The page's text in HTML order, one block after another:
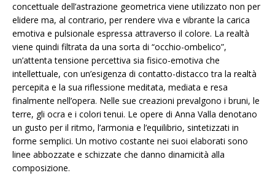
concettuale dell’astrazione geometrica viene utilizzato non per
elidere ma, al contrario, per rendere viva e vibrante la carica
emotiva e pulsionale espressa attraverso il colore. La realtà
viene quindi filtrata da una sorta di “occhio-ombelico”,
un’attenta tensione percettiva sia fisico-emotiva che
intellettuale, con un’esigenza di contatto-distacco tra la realtà
percepita e la sua riflessione meditata, mediata e resa
finalmente nell’opera. Nelle sue creazioni prevalgono i bruni, le
terre, gli ocra e i colori tenui. Le opere di Anna Valla denotano
un gusto per il ritmo, l’armonia e l’equilibrio, sintetizzati in
forme semplici. Un motivo costante nei suoi elaborati sono
linee abbozzate e schizzate che danno dinamicità alla
composizione.